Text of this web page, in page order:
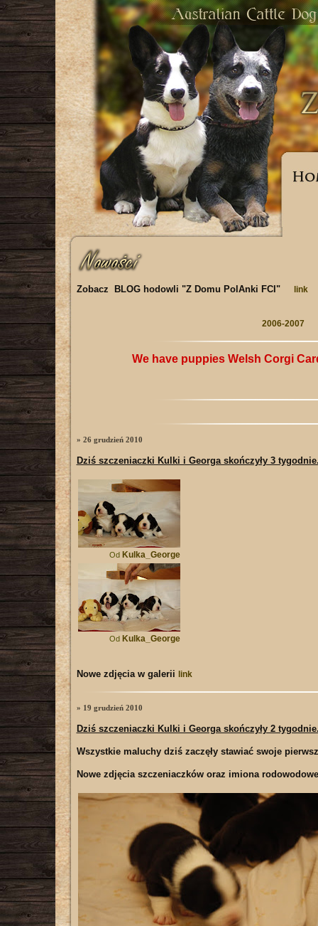
Zobacz BLOG hodowli "Z Domu PolAnki FCI" link
2006-2007
We have puppies Welsh Corgi
» 26 grudzień 2010
Dziś szczeniaczki Kulki i Georga skończyły 3
Od Kulka_George
Od Kulka_George
Nowe zdjęcia w galerii link
» 19 grudzień 2010
Dziś szczeniaczki Kulki i Georga skończyły 2
Wszystkie maluchy dziś zaczęły stawiać swoje
Nowe zdjęcia szczeniaczków oraz imiona